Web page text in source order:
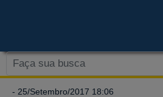
- 25/Setembro/2017 18:06